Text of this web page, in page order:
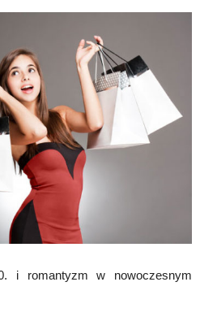
i romantyzm w nowoczesnym